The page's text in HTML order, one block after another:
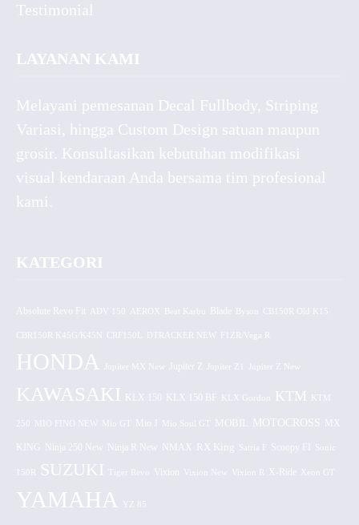
Testimonial
LAYANAN KAMI
Melayani pemesanan Decal Fullbody, Striping
Variasi, hingga Custom Design satuan maupun
grosir. Konsultasikan kebutuhan modifikasi
visual kendaraan Anda bersama tim profesional
kami.
KATEGORI
Absolute Revo Fit ADV 150 AEROX CB150R Old K15
CBR150R K45G/K45N CRF150L DTRACKER NEW F1ZR/Vega R
HONDA Jupiter MX New Jupiter Z
KAWASAKI KLX 150 KLX 150 BF KLX Gordon KTM KTM
250 MIO FINO NEW Mio GT Mio J Mio Soul GT MOBIL MOTOCROSS MX
KING Ninja 250 New Ninja R New NMAX RX King Satria F Scoopy FI Sonic
150R SUZUKI Tiger Revo Vixion Vixion New Vixion R X-Ride Xeon GT
YAMAHA YZ 85